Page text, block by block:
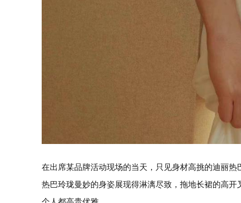
在出席某品牌活动现场的当天，只见身材高挑的迪丽
热巴玲珑曼妙的身姿展现得淋漓尽致，拖地长裙的高